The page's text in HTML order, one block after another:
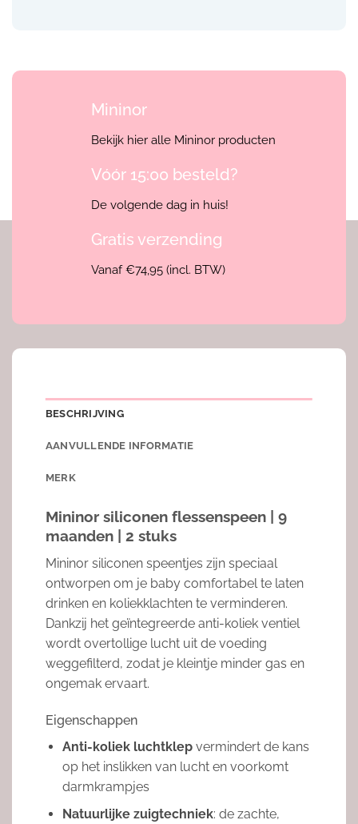
Mininor
Bekijk hier alle Mininor producten
Vóór 15:00 besteld?
De volgende dag in huis!
Gratis verzending
Vanaf €74,95 (incl. BTW)
BESCHRIJVING
AANVULLENDE INFORMATIE
MERK
Mininor siliconen flessenspeen | 9
maanden | 2 stuks
Mininor siliconen speentjes zijn speciaal
ontworpen om je baby comfortabel te laten
drinken en koliekklachten te verminderen.
Dankzij het geïntegreerde anti-koliek ventiel
wordt overtollige lucht uit de voeding
weggefilterd, zodat je kleintje minder gas en
ongemak ervaart.
Eigenschappen
Anti-koliek luchtklepvermindert de kans
op het inslikken van lucht en voorkomt
darmkrampjes
Natuurlijke zuigtechniek: de zachte,